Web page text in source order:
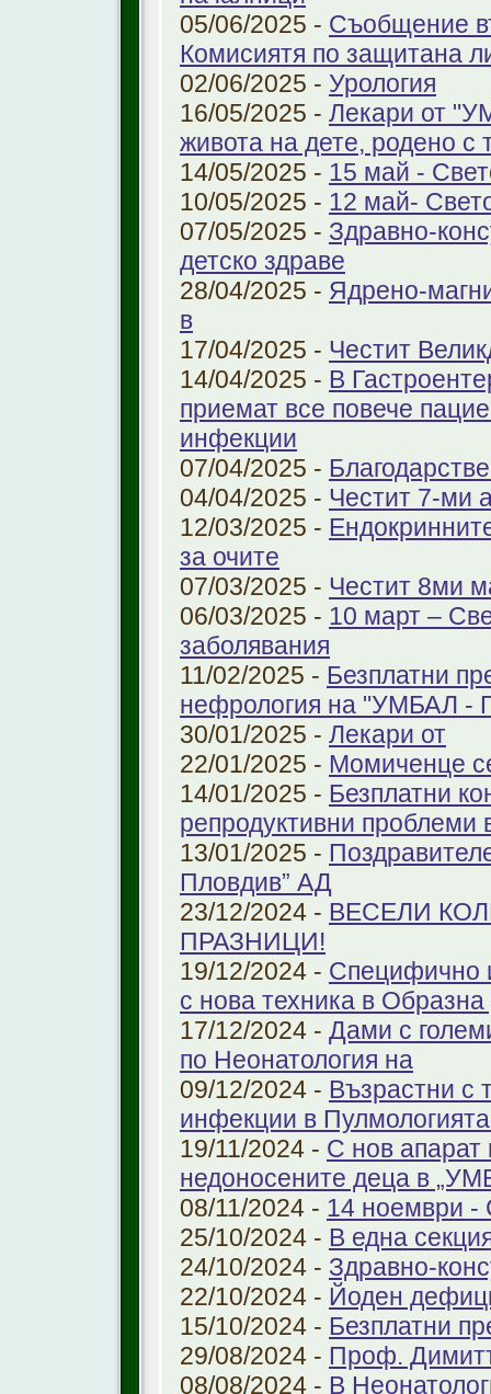
05/06/2025 - Съобщение
Комисиятя по защитана
02/06/2025 - Урология
16/05/2025 - Лекари от
живота на дете, родено с
14/05/2025 - 15 май -
10/05/2025 - 12 май-
07/05/2025 - Здравно-
детско здраве
28/04/2025 - Ядрено-
в
17/04/2025 - Честит
14/04/2025 - В
приемат все повече
инфекции
07/04/2025 -
04/04/2025 - Честит 7-ми
12/03/2025 -
за очите
07/03/2025 - Честит 8ми
06/03/2025 - 10 март –
заболявания
11/02/2025 - Безплатни
нефрология на "УМБАЛ -
30/01/2025 - Лекари от
22/01/2025 - Момиченце
14/01/2025 - Безплатни
репродуктивни
13/01/2025 -
Пловдив” АД
23/12/2024 - ВЕСЕЛИ
ПРАЗНИЦИ!
19/12/2024 - Специфично
с нова техника в Образна
17/12/2024 - Дами с
по Неонатология на
09/12/2024 - Възрастни с
инфекции в
19/11/2024 - С нов
недоносените деца в
08/11/2024 - 14 ноември -
25/10/2024 - В една
24/10/2024 - Здравно-
22/10/2024 - Йоден
15/10/2024 - Безплатни
29/08/2024 - Проф.
08/08/2024 - В